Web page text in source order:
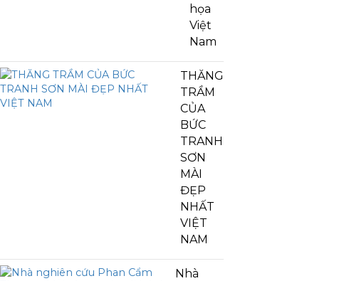
họa
Việt
Nam
THĂNG
TRẦM
CỦA
BỨC
TRANH
SƠN
MÀI
ĐẸP
NHẤT
VIỆT
NAM
Nhà